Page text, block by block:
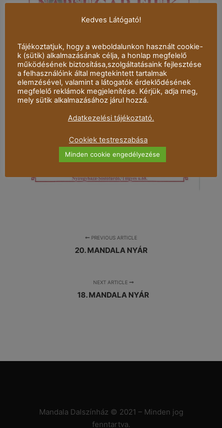
PREVIOUS ARTICLE
20. MANDALA NYÁR
NEXT ARTICLE
18. MANDALA NYÁR
Mandala Dalszínház © 2021 – Minden jog
fenntartva.
Kedves Látógató!
Tájékoztatjuk, hogy a weboldalunkon használt cookie-
k (sütik) alkalmazásának célja, a honlap megfelelő
működésének biztosítása,szolgáltatásaink fejlesztése
a felhasználóink által megtekintett tartalmak
elemzésével, valamint a látogatók érdeklődésének
megfelelő reklámok megjelenítése. Kérjük, adja meg,
mely sütik alkalmazásához járul hozzá.
Adatkezelési tájékoztató.
Cookiek testreszabása
Minden cookie engedélyezése